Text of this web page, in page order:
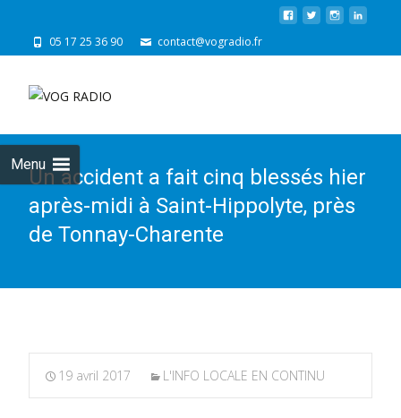
05 17 25 36 90 contact@vogradio.fr
Menu
Un accident a fait cinq blessés hier
après-midi à Saint-Hippolyte, près
de Tonnay-Charente
19 avril 2017 L'INFO LOCALE EN CONTINU